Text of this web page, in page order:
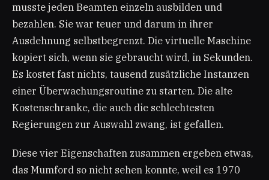
musste jeden Beamten einzeln ausbilden und
bezahlen. Sie war teuer und darum in ihrer
Ausdehnung selbstbegrenzt. Die virtuelle Maschine
kopiert sich, wenn sie gebraucht wird, in Sekunden.
Es kostet fast nichts, tausend zusätzliche Instanzen
einer Überwachungsroutine zu starten. Die alte
Kostenschranke, die auch die schlechtesten
Regierungen zur Auswahl zwang, ist gefallen.
Diese vier Eigenschaften zusammen ergeben etwas,
das Mumford so nicht sehen konnte, weil es 1970